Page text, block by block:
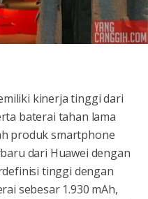
kinerja tinggi dari
baterai tahan lama
produk smartphone
dari Huawei dengan
tinggi dengan
sebesar 1.930 mAh,